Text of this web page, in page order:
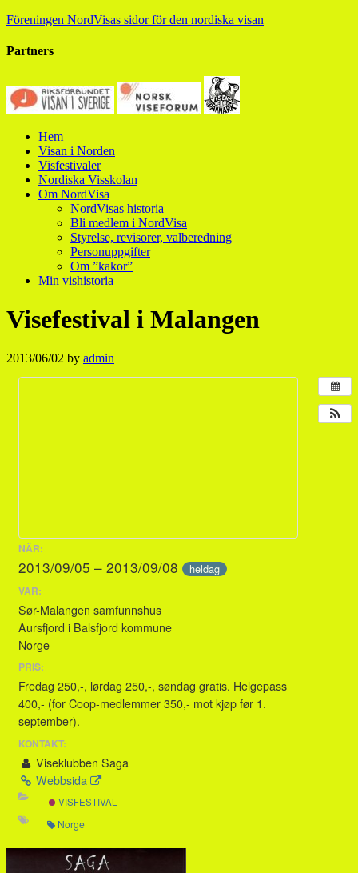
Föreningen NordVisas sidor för den nordiska visan
Partners
Hem
Visan i Norden
Visfestivaler
Nordiska Visskolan
Om NordVisa
NordVisas historia
Bli medlem i NordVisa
Styrelse, revisorer, valberedning
Personuppgifter
Om ”kakor”
Min vishistoria
Visefestival i Malangen
2013/06/02 by admin
NÄR:
2013/09/05 – 2013/09/08 heldag
VAR:
Sør-Malangen samfunnshus
Aursfjord i Balsfjord kommune
Norge
PRIS:
Fredag 250,-, lørdag 250,-, søndag gratis. Helgepass
400,- (for Coop-medlemmer 350,- mot kjøp før 1.
september).
KONTAKT:
Viseklubben Saga
Webbsida
VISFESTIVAL
Norge